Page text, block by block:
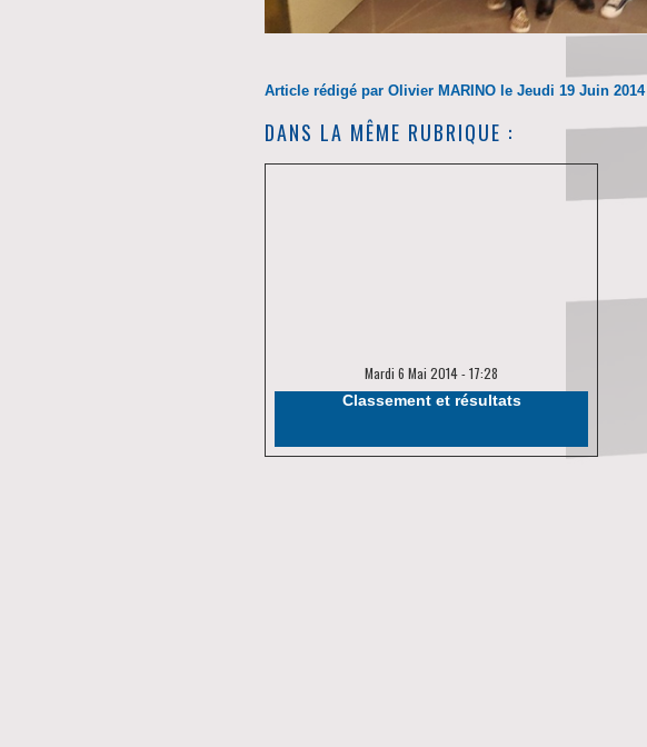
Article rédigé par Olivier MARINO le Jeudi 19 Juin 2014
DANS LA MÊME RUBRIQUE :
Mardi 6 Mai 2014 - 17:28
Classement et résultats